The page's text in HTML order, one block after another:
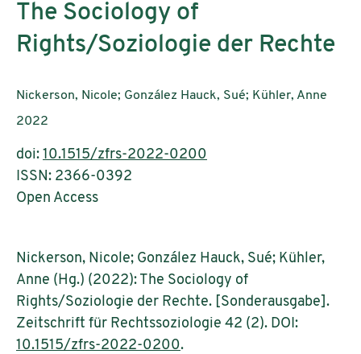
The Sociology of
Rights/Soziologie der Rechte
AutorInnen:
Nickerson, Nicole; González Hauck, Sué; Kühler, Anne
Publikationsjahr:
2022
doi: 10.1515/zfrs-2022-0200
ISSN: 2366-0392
Open Access
Nickerson, Nicole; González Hauck, Sué; Kühler,
Anne (Hg.) (2022): The Sociology of
Rights/Soziologie der Rechte. [Sonderausgabe].
Zeitschrift für Rechtssoziologie 42 (2). DOI:
10.1515/zfrs-2022-0200.